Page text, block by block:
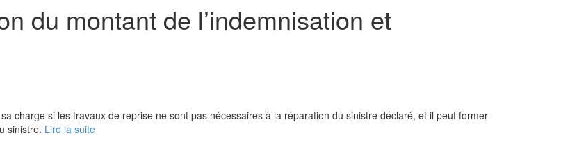
du montant de l’indemnisation et
charge si les travaux de reprise ne sont pas nécessaires à la réparation du sinistre déclaré, et il peut former
sinistre. Lire la suite